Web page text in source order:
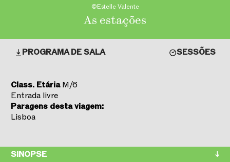
©Estelle Valente
As estações
PROGRAMA DE SALA SESSÕES
SINOPSE
Class. EtáriaM/6
Entrada livre
Paragens desta viagem:
Lisboa